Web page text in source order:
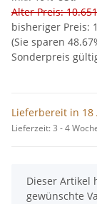
Alter Preis:
bisheriger Preis:
(Sie sparen
Sonderpreis
Lieferbereit in 18
Lieferzeit:3 - 4
x
Dieser Artikel
gewünschte